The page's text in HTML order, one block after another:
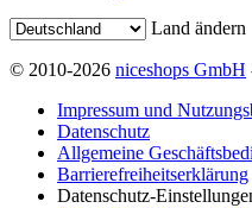
Land ändern
© 2010-2026 niceshops GmbH
Impressum und
Datenschutz
Allgemeine
Barrierefreiheitserklärung
Datenschutz-